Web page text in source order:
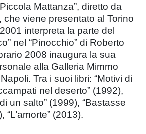
Mattanza”, diretto da
che viene presentato al Torino
interpreta la parte del
nel “Pinocchio” di Roberto
2008 inaugura la sua
alla Galleria Mimmo
Tra i suoi libri: “Motivi di
nel deserto” (1992),
un salto” (1999), “Bastasse
“L’amorte” (2013).